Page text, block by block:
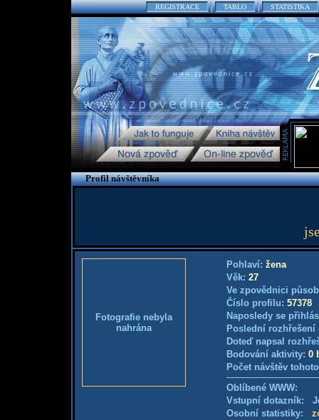
REGISTRACE TABLO STATISTIKA
Profil návštěvníka
Fotografie nebyla
nahrána
Pohlaví: žena
Věk: 27
Ve zpovědnici
Číslo profilu: 57378
Naposledy se
Poslední
Doteď napsal
Bodování aktivity: 0
Počet návštěv
Oblíbené WWW:
Vstupní dotazník:
Osobní statistiky: